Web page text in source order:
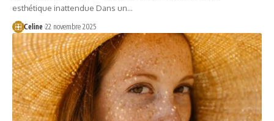
esthétique inattendue Dans un…
Celine 22 novembre 2025